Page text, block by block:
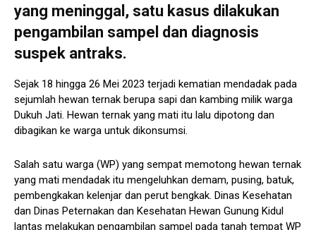
yang meninggal, satu kasus dilakukan
pengambilan sampel dan diagnosis
suspek antraks.
Sejak 18 hingga 26 Mei 2023 terjadi kematian mendadak pada
sejumlah hewan ternak berupa sapi dan kambing milik warga
Dukuh Jati. Hewan ternak yang mati itu lalu dipotong dan
dibagikan ke warga untuk dikonsumsi.
Salah satu warga (WP) yang sempat memotong hewan ternak
yang mati mendadak itu mengeluhkan demam, pusing, batuk,
pembengkakan kelenjar dan perut bengkak. Dinas Kesehatan
dan Dinas Peternakan dan Kesehatan Hewan Gunung Kidul
lantas melakukan pengambilan sampel pada tanah tempat WP